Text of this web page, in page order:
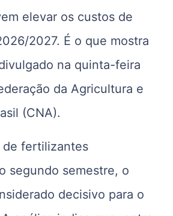
elevar os custos de
2027. É o que mostra
na quinta-feira
da Agricultura e
(CNA).
de fertilizantes
segundo semestre, o
decisivo para o